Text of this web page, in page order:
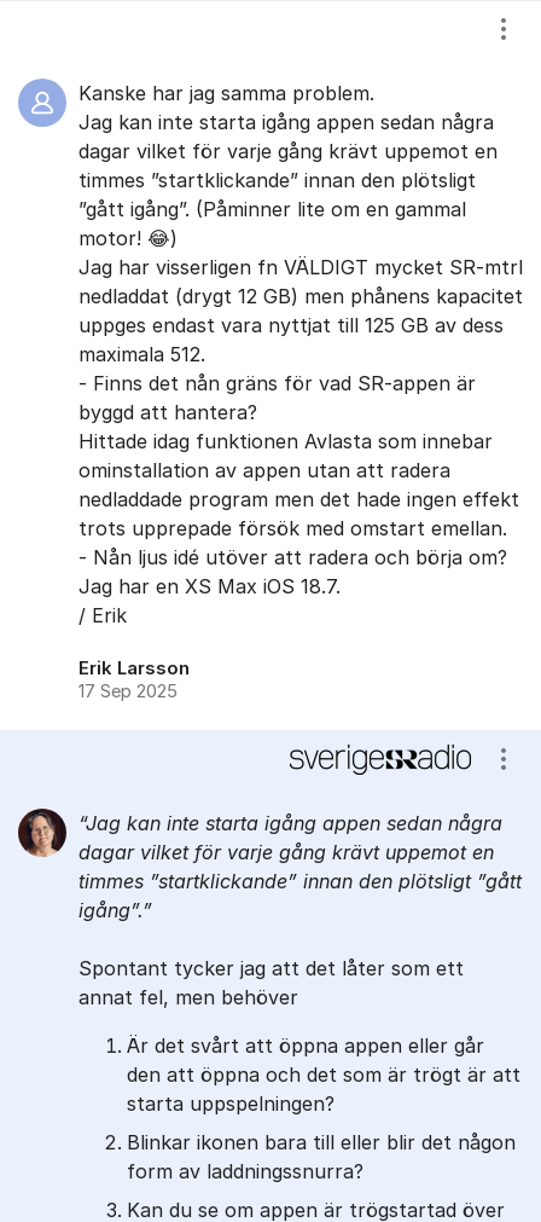
Kanske har jag samma problem.
Jag kan inte starta igång appen sedan några
dagar vilket för varje gång krävt uppemot en
timmes ”startklickande” innan den plötsligt
”gått igång”. (Påminner lite om en gammal
motor! 😂)
Jag har visserligen fn VÄLDIGT mycket SR-mtrl
nedladdat (drygt 12 GB) men phånens kapacitet
uppges endast vara nyttjat till 125 GB av dess
maximala 512.
- Finns det nån gräns för vad SR-appen är
byggd att hantera?
Hittade idag funktionen Avlasta som innebar
ominstallation av appen utan att radera
nedladdade program men det hade ingen effekt
trots upprepade försök med omstart emellan.
- Nån ljus idé utöver att radera och börja om?
Jag har en XS Max iOS 18.7.
/ Erik
Erik Larsson
17 Sep 2025
Jag kan inte starta igång appen sedan några
dagar vilket för varje gång krävt uppemot en
timmes ”startklickande” innan den plötsligt ”gått
igång”.
Spontant tycker jag att det låter som ett
annat fel, men behöver
Är det svårt att öppna appen eller går
den att öppna och det som är trögt är att
starta uppspelningen?
Blinkar ikonen bara till eller blir det någon
form av laddningssnurra?
Kan du se om appen är trögstartad över